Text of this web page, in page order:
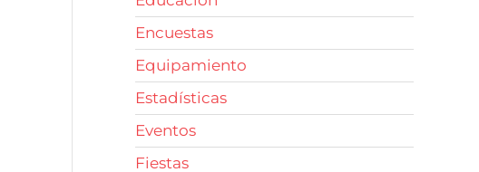
Encuestas
Equipamiento
Estadísticas
Eventos
Fiestas